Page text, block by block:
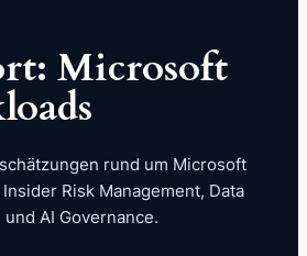
Microsoft
rund um Microsoft
Risk Management, Data
AI Governance.